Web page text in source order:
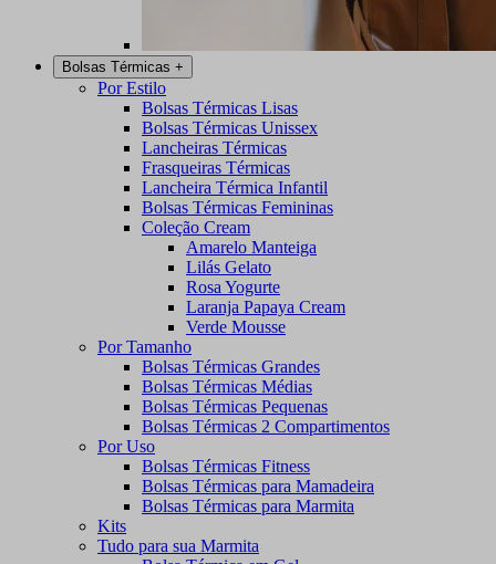
Bolsas Térmicas +
Por Estilo
Bolsas Térmicas Lisas
Bolsas Térmicas Unissex
Lancheiras Térmicas
Frasqueiras Térmicas
Lancheira Térmica Infantil
Bolsas Térmicas Femininas
Coleção Cream
Amarelo Manteiga
Lilás Gelato
Rosa Yogurte
Laranja Papaya Cream
Verde Mousse
Por Tamanho
Bolsas Térmicas Grandes
Bolsas Térmicas Médias
Bolsas Térmicas Pequenas
Bolsas Térmicas 2 Compartimentos
Por Uso
Bolsas Térmicas Fitness
Bolsas Térmicas para Mamadeira
Bolsas Térmicas para Marmita
Kits
Tudo para sua Marmita